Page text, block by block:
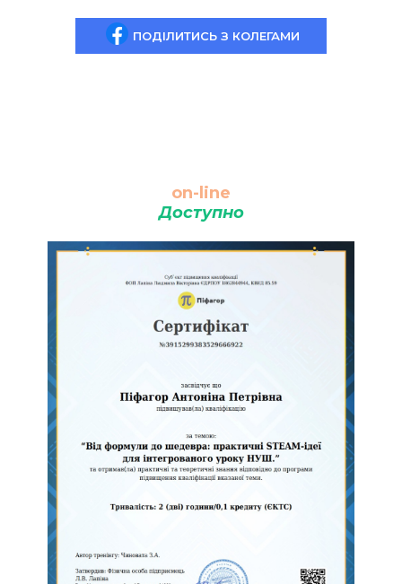
ПОДІЛИТИСЬ З КОЛЕГАМИ
on-line
Доступно